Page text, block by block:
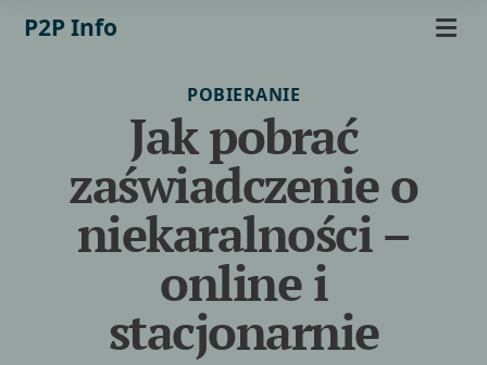
P2P Info
POBIERANIE
Jak pobrać
zaświadczenie o
niekaralności –
online i
stacjonarnie